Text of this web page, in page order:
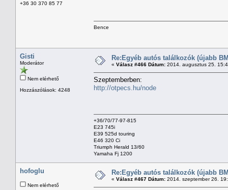
+36 30 370 85 77
Bence
Gisti
Moderátor
Nem elérhető
Hozzászólások: 4248
Re:Egyéb autós találkozók (újabb
« Válasz #466 Dátum: 2014. augusztus 25.
Szeptemberben:
http://otpecs.hu/node
+36/70/77-97-815
E23 745i
E39 525d touring
E46 320 Ci
Triumph Herald 13/60
Yamaha Fj 1200
hofoglu
Nem elérhető
Re:Egyéb autós találkozók (újabb
« Válasz #467 Dátum: 2014. szeptember 26.